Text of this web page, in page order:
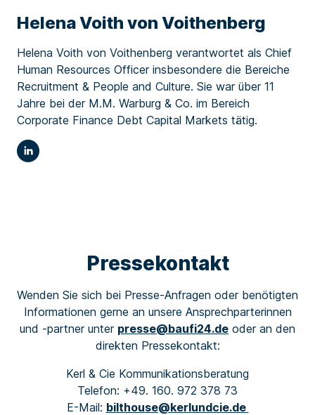
Helena Voith von Voithenberg
Helena Voith von Voithenberg verantwortet als Chief
Human Resources Officer insbesondere die Bereiche
Recruitment & People and Culture. Sie war über 11
Jahre bei der M.M. Warburg & Co. im Bereich
Corporate Finance Debt Capital Markets tätig.
Pressekontakt
Wenden Sie sich bei Presse-Anfragen oder benötigten
Informationen gerne an unsere Ansprechparterinnen
und -partner unter presse@baufi24.de oder an den
direkten Pressekontakt:
Kerl & Cie Kommunikationsberatung
Telefon: +49. 160. 972 378 73
E-Mail: bilthouse@kerlundcie.de